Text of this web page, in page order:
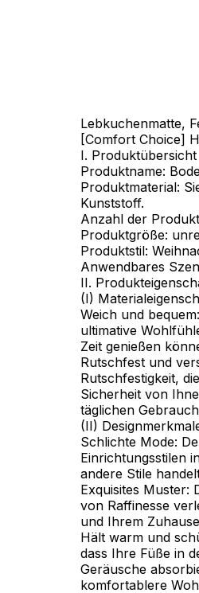
Lebkuchenmatte,
[Comfort Choice]
I. Produktübersicht
Produktname:
Produktmaterial:
Kunststoff.
Anzahl der
Produktgröße:
Produktstil:
Anwendbares
II.
(I)
Weich und
ultimative
Zeit genießen
Rutschfest und
Rutschfestigkeit,
Sicherheit von
täglichen
(II)
Schlichte Mode:
Einrichtungsstilen
andere Stile
Exquisites Muster:
von Raffinesse
und Ihrem
Hält warm und
dass Ihre Füße in
Geräusche
komfortablere